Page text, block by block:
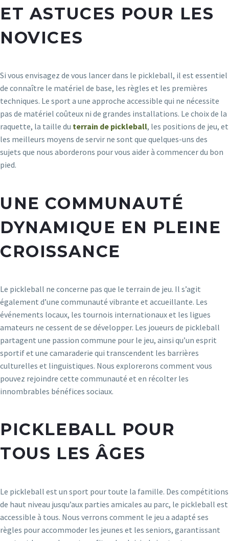
ET ASTUCES POUR LES
NOVICES
Si vous envisagez de vous lancer dans le pickleball, il est essentiel
de connaître le matériel de base, les règles et les premières
techniques. Le sport a une approche accessible qui ne nécessite
pas de matériel coûteux ni de grandes installations. Le choix de la
raquette, la taille du terrain de pickleball, les positions de jeu, et
les meilleurs moyens de servir ne sont que quelques-uns des
sujets que nous aborderons pour vous aider à commencer du bon
pied.
UNE COMMUNAUTÉ
DYNAMIQUE EN PLEINE
CROISSANCE
Le pickleball ne concerne pas que le terrain de jeu. Il s’agit
également d’une communauté vibrante et accueillante. Les
événements locaux, les tournois internationaux et les ligues
amateurs ne cessent de se développer. Les joueurs de pickleball
partagent une passion commune pour le jeu, ainsi qu’un esprit
sportif et une camaraderie qui transcendent les barrières
culturelles et linguistiques. Nous explorerons comment vous
pouvez rejoindre cette communauté et en récolter les
innombrables bénéfices sociaux.
PICKLEBALL POUR
TOUS LES ÂGES
Le pickleball est un sport pour toute la famille. Des compétitions
de haut niveau jusqu’aux parties amicales au parc, le pickleball est
accessible à tous. Nous verrons comment le jeu a adapté ses
règles pour accommoder les jeunes et les seniors, garantissant